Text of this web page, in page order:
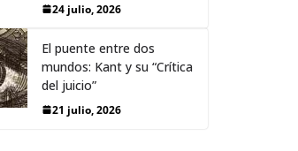
24 julio, 2026
El puente entre dos
mundos: Kant y su “Crítica
del juicio”
21 julio, 2026